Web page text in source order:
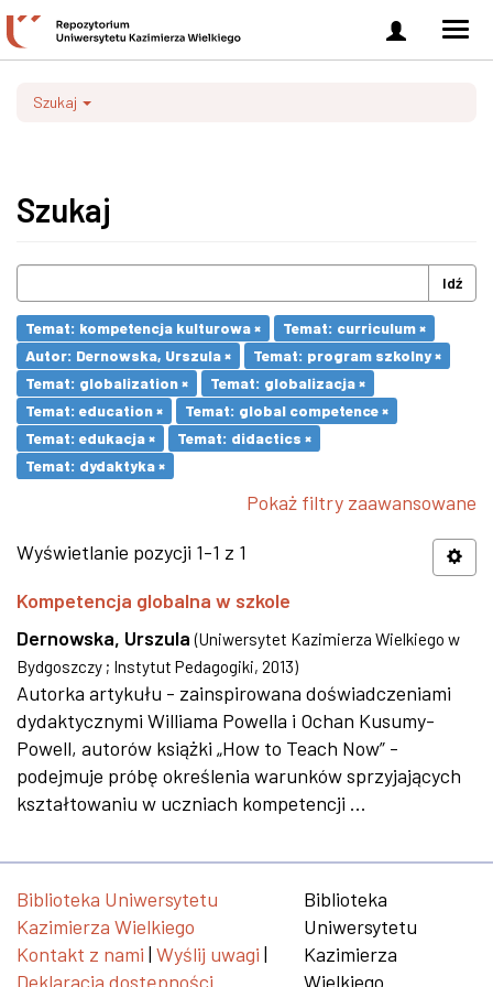
Zaloguj
się
Szukaj
Szukaj
Idź
Temat: kompetencja kulturowa ×
Temat: curriculum ×
Autor: Dernowska, Urszula ×
Temat: program szkolny ×
Temat: globalization ×
Temat: globalizacja ×
Temat: education ×
Temat: global competence ×
Temat: edukacja ×
Temat: didactics ×
Temat: dydaktyka ×
Pokaż filtry zaawansowane
Wyświetlanie pozycji 1-1 z 1
Kompetencja globalna w szkole
Dernowska, Urszula (Uniwersytet Kazimierza Wielkiego w
Bydgoszczy ; Instytut Pedagogiki, 2013)
Autorka artykułu - zainspirowana doświadczeniami
dydaktycznymi Williama Powella i Ochan Kusumy-
Powell, autorów książki „How to Teach Now” -
podejmuje próbę określenia warunków sprzyjających
kształtowaniu w uczniach kompetencji ...
Biblioteka Uniwersytetu
Kazimierza Wielkiego
Kontakt z nami | Wyślij uwagi |
Deklaracja dostępności
Biblioteka
Uniwersytetu
Kazimierza
Wielkiego